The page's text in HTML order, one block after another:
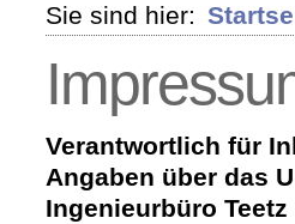
Sie sind hier:
Verantwortlich für
Angaben über das
Ingenieurbüro Teetz